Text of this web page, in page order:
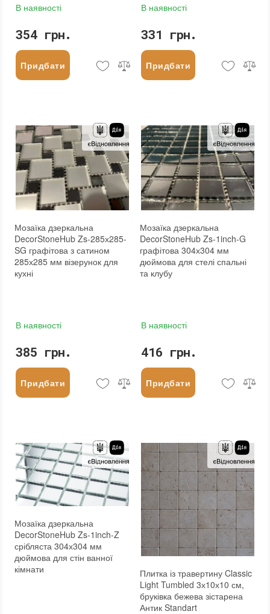
В наявності
354 грн.
Придбати
В наявності
331 грн.
Придбати
Мозаїка дзеркальна
DecorStoneHub Zs-285х285-
SG графітова з сатином
285х285 мм візерунок для
кухні
В наявності
385 грн.
Придбати
Мозаїка дзеркальна
DecorStoneHub Zs-1inch-G
графітова 304х304 мм
дюймова для стелі спальні
та клубу
В наявності
416 грн.
Придбати
Мозаїка дзеркальна
DecorStoneHub Zs-1inch-Z
срібляста 304х304 мм
дюймова для стін ванної
кімнати
Плитка із травертину Classic
Light Tumbled 3х10х10 см,
бруківка бежева зістарена
Антик Standart